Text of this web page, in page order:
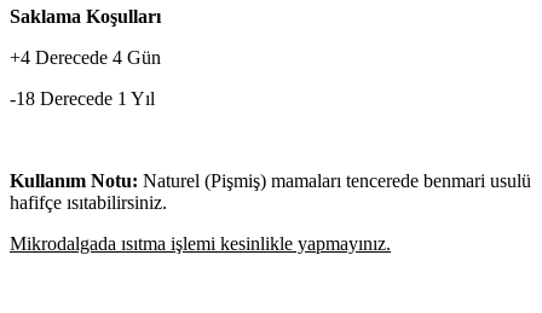
Saklama Koşulları
+4 Derecede 4 Gün
-18 Derecede 1 Yıl
Kullanım Notu: Naturel (Pişmiş) mamaları tencerede benmari usulü
hafifçe ısıtabilirsiniz.
Mikrodalgada ısıtma işlemi kesinlikle yapmayınız.